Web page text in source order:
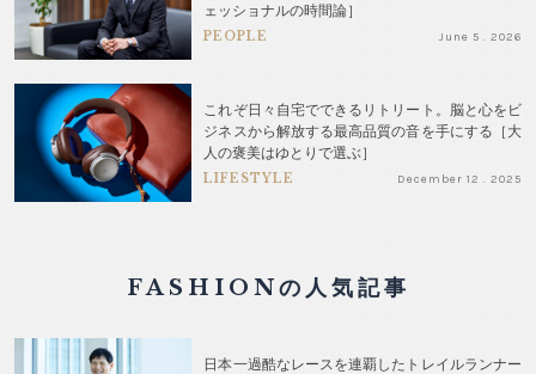
ェッショナルの時間論］
PEOPLE June 5 . 2026
これぞ日々自宅でできるリトリート。脳と心をビ
ジネスから解放する最高品質の音を手にする［大
人の褒美はゆとりで選ぶ］
LIFESTYLE December 12 . 2025
FASHIONの人気記事
日本一過酷なレースを連覇したトレイルランナー